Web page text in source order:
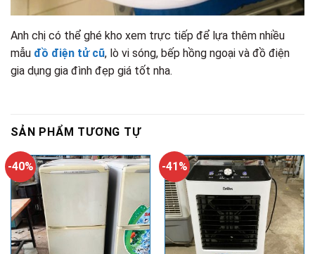
Anh chị có thể ghé kho xem trực tiếp để lựa thêm nhiều
mẫu đồ điện tử cũ, lò vi sóng, bếp hồng ngoại và đồ điện
gia dụng gia đình đẹp giá tốt nha.
SẢN PHẨM TƯƠNG TỰ
-40% -41%